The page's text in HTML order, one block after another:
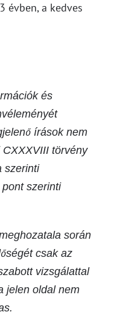
évben, a kedves
és
írások nem
törvény
szerinti
szerinti
során
csak az
vizsgálattal
jelen oldal nem